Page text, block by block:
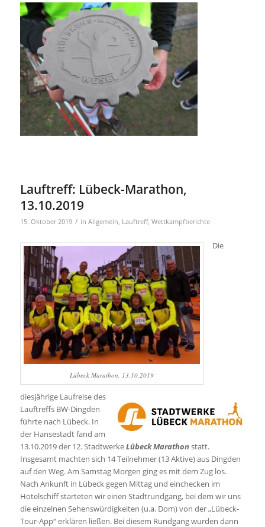
Lauftreff: Lübeck-Marathon,
13.10.2019
15. Oktober 2019 / in Allgemein, Lauftreff, Wettkampfberichte
Lübeck Marathon, 13.10.2019
Die
diesjährige Laufreise des
Lauftreffs BW-Dingden
führte nach Lübeck. In
der Hansestadt fand am
13.10.2019 der 12. StadtwerkeLübeck Marathon statt.
Insgesamt machten sich 14 Teilnehmer (13 Aktive) aus Dingden
auf den Weg. Am Samstag Morgen ging es mit dem Zug los.
Nach Ankunft in Lübeck gegen Mittag und einchecken im
Hotelschiff starteten wir einen Stadtrundgang, bei dem wir uns
die einzelnen Sehenswürdigkeiten (u.a. Dom) von der „Lübeck-
Tour-App“ erklären ließen. Bei diesem Rundgang wurden dann